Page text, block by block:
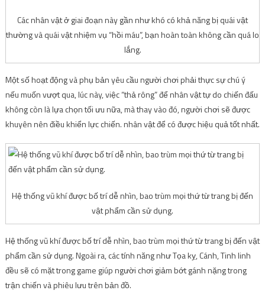
Các nhân vật ở giai đoạn này gần như khó có khả năng bị quái vật
thường và quái vật nhiệm vụ “hồi máu”, bạn hoàn toàn không cần quá lo
lắng.
Một số hoạt động và phụ bản yêu cầu người chơi phải thực sự chú ý
nếu muốn vượt qua, lúc này, việc “thả rông” để nhân vật tự do chiến đấu
không còn là lựa chọn tối ưu nữa, mà thay vào đó, người chơi sẽ được
khuyên nên điều khiển lực chiến. nhân vật để có được hiệu quả tốt nhất.
Hệ thống vũ khí được bố trí dễ nhìn, bao trùm mọi thứ từ trang bị đến
vật phẩm cần sử dụng.
Hệ thống vũ khí được bố trí dễ nhìn, bao trùm mọi thứ từ trang bị đến vật
phẩm cần sử dụng. Ngoài ra, các tính năng như Tọa kỵ, Cánh, Tinh linh
đều sẽ có mặt trong game giúp người chơi giảm bớt gánh nặng trong
trận chiến và phiêu lưu trên bản đồ.